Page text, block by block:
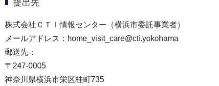
提出先
株式会社ＣＴＩ情報センター（横浜市委託事業者）
メールアドレス：home_visit_care@cti.yokohama
郵送先：
〒247-0005
神奈川県横浜市栄区桂町735